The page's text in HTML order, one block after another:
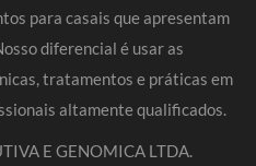
para casais que apresentam
diferencial é usar as
tratamentos e práticas em
altamente qualificados.
E GENOMICA LTDA.